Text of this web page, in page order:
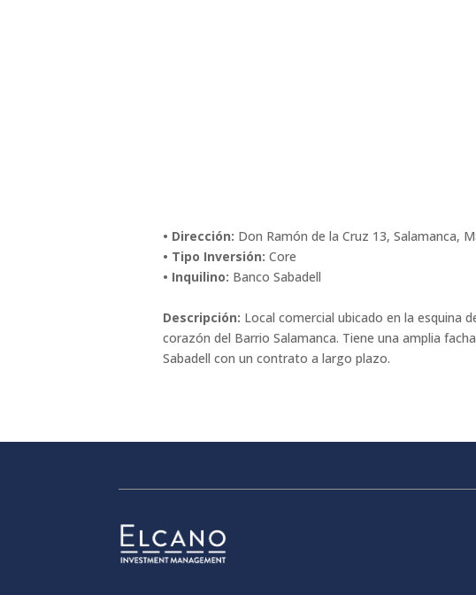
• Dirección: Don Ramón de la Cruz 13, Salamanca,
• Tipo Inversión: Core
• Inquilino: Banco Sabadell
Descripción: Local comercial ubicado en la esquina
corazón del Barrio Salamanca. Tiene una amplia
Sabadell con un contrato a largo plazo.